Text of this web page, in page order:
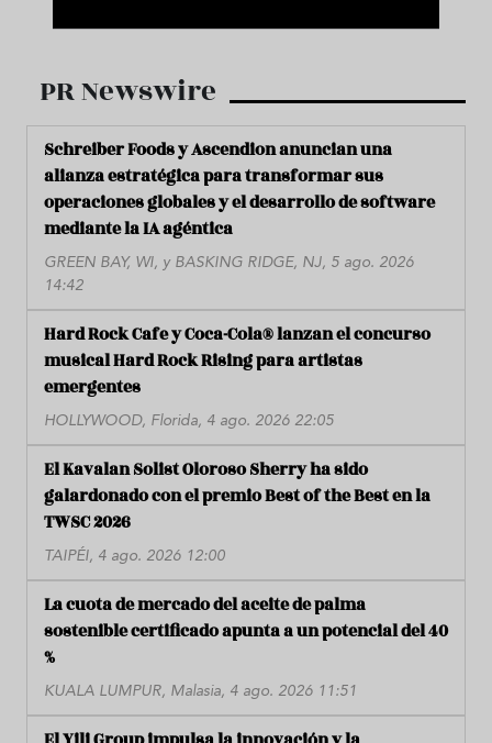
PR Newswire
Schreiber Foods y Ascendion anuncian una
alianza estratégica para transformar sus
operaciones globales y el desarrollo de software
mediante la IA agéntica
GREEN BAY, WI, y BASKING RIDGE, NJ, 5 ago. 2026
14:42
Hard Rock Cafe y Coca-Cola® lanzan el concurso
musical Hard Rock Rising para artistas
emergentes
HOLLYWOOD, Florida, 4 ago. 2026 22:05
El Kavalan Solist Oloroso Sherry ha sido
galardonado con el premio Best of the Best en la
TWSC 2026
TAIPÉI, 4 ago. 2026 12:00
La cuota de mercado del aceite de palma
sostenible certificado apunta a un potencial del 40
%
KUALA LUMPUR, Malasia, 4 ago. 2026 11:51